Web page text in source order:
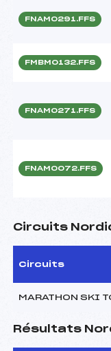
FNAM0291.FFS
FMBM0132.FFS
FNAM0271.FFS
FNAM0072.FFS
Circuits
Circuits
MARATHON SKI
Résultats